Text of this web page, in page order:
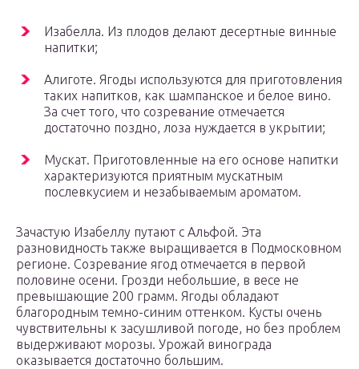
Изабелла. Из плодов делают десертные винные
напитки;
Алиготе. Ягоды используются для приготовления
таких напитков, как шампанское и белое вино.
За счет того, что созревание отмечается
достаточно поздно, лоза нуждается в укрытии;
Мускат. Приготовленные на его основе напитки
характеризуются приятным мускатным
послевкусием и незабываемым ароматом.
Зачастую Изабеллу путают с Альфой. Эта
разновидность также выращивается в Подмосковном
регионе. Созревание ягод отмечается в первой
половине осени. Грозди небольшие, в весе не
превышающие 200 грамм. Ягоды обладают
благородным темно-синим оттенком. Кусты очень
чувствительны к засушливой погоде, но без проблем
выдерживают морозы. Урожай винограда
оказывается достаточно большим.